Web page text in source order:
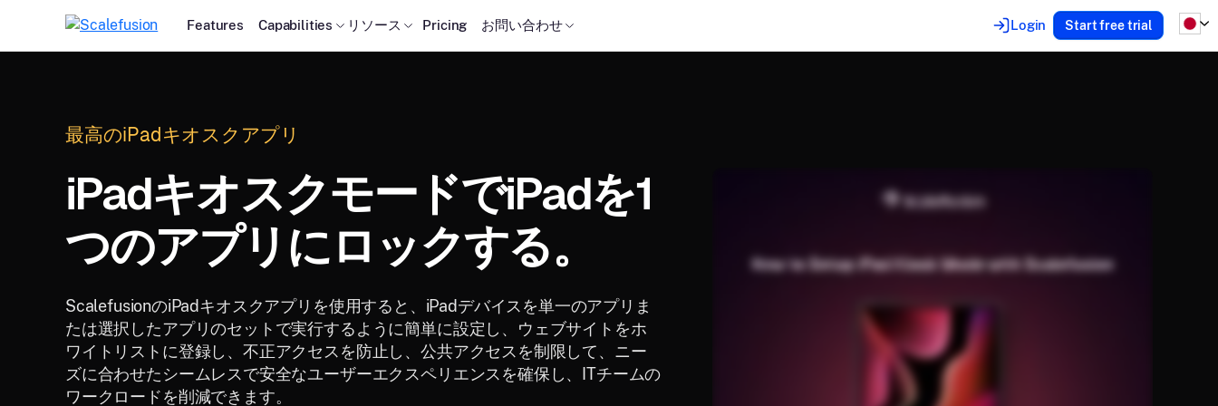
Features Capabilities リソース Pricing お問い合わせ Login Start free trial
最高のiPadキオスクアプリ
iPadキオスクモードでiPadを1
つのアプリにロックする。
ScalefusionのiPadキオスクアプリを使用すると、iPadデバイスを単一のアプリま
たは選択したアプリのセットで実行するように簡単に設定し、ウェブサイトをホ
ワイトリストに登録し、不正アクセスを防止し、公共アクセスを制限して、ニー
ズに合わせたシームレスで安全なユーザーエクスペリエンスを確保し、ITチームの
ワークロードを削減できます。